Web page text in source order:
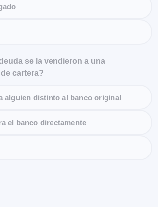
se la vendieron a una
cartera?
alguien distinto al banco original
el banco directamente